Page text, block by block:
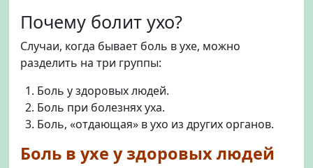
Почему болит ухо?
Случаи, когда бывает боль в ухе, можно
разделить на три группы:
Боль у здоровых людей.
Боль при болезнях уха.
Боль, «отдающая» в ухо из других органов.
Боль в ухе у здоровых людей